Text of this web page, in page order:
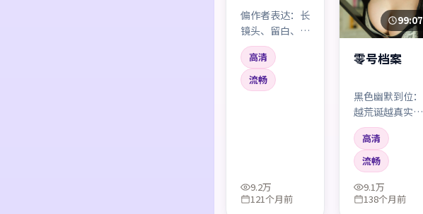
偏作者表达：长
镜头、留白、少
配乐。喜欢强刺
激的朋友可能要
耐心一点；吃这
套的人会反复拉
高清
流畅
9.2万
121个月前
99:07
零号档案
黑色幽默到位：
越荒诞越真实。
你会笑，笑完又
觉得自己不该笑
——这种别扭感
很珍贵。
高清
流畅
9.1万
138个月前